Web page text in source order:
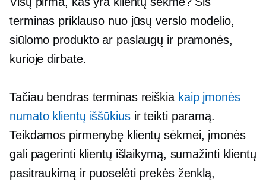
terminas priklauso nuo jūsų verslo modelio,
siūlomo produkto ar paslaugų ir pramonės,
kurioje dirbate.
Tačiau bendras terminas reiškia kaip įmonės
numato klientų iššūkiusir teikti paramą.
Teikdamos pirmenybę klientų sėkmei, įmonės
gali pagerinti klientų išlaikymą, sumažinti klientų
pasitraukimą ir puoselėti prekės ženklą,